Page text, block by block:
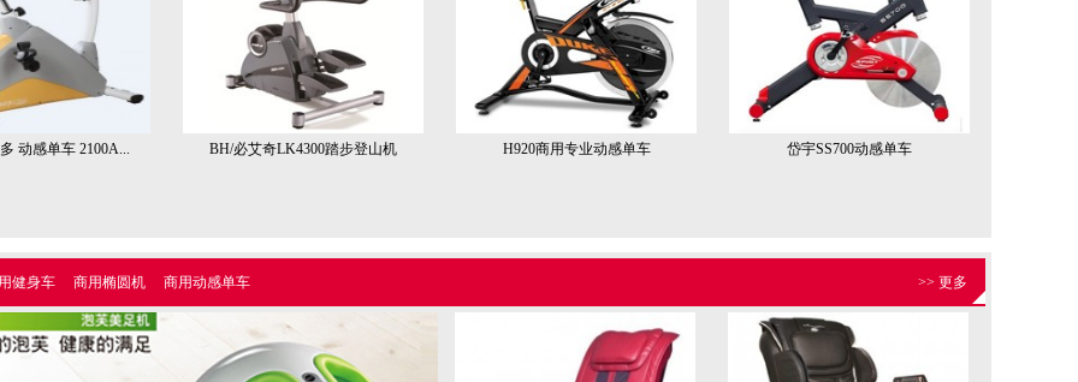
动感单车 2100A... BH/必艾奇LK4300踏步登山机 H920商用专业动感单车 岱宇SS700动感单车
健身车 商用椭圆机 商用动感单车 >> 更多